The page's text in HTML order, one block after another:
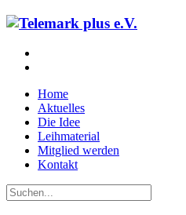
Home
Aktuelles
Die Idee
Leihmaterial
Mitglied werden
Kontakt